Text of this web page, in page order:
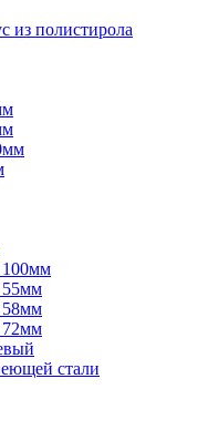
из полистирола
100мм
55мм
58мм
72мм
стали